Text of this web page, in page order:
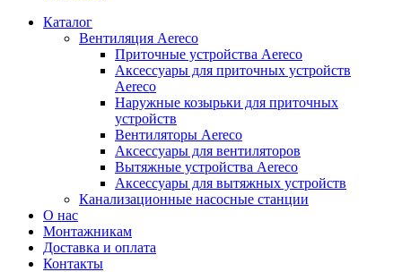
Каталог
Вентиляция Aereco
Приточные устройства Aereco
Аксессуары для приточных устройств
Aereco
Наружные козырьки для приточных
устройств
Вентиляторы Aereco
Аксессуары для вентиляторов
Вытяжные устройства Aereco
Аксессуары для вытяжных устройств
Канализационные насосные станции
О нас
Монтажникам
Доставка и оплата
Контакты